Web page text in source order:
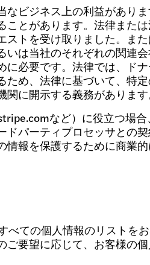
ビジネス上の利益があり
とがあります。法律また
トを受け取りました。ま
は当社のそれぞれの関連
必要です。法律では、ド
め、法律に基づいて、特
に開示する義務があります
など）に役立つ場
パーティプロセッサとの
報を保護するために商業
べての個人情報のリストを
要望に応じて、お客様の